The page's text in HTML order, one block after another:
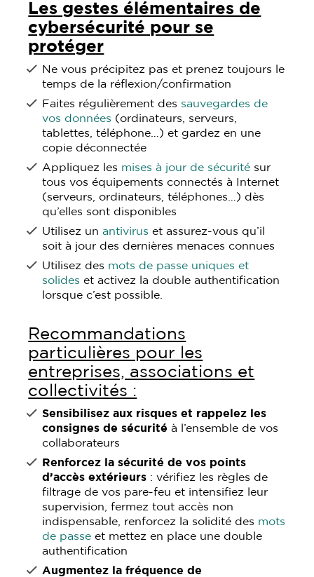
Les gestes élémentaires de
cybersécurité pour se
protéger
Ne vous précipitez pas et prenez toujours le
temps de la réflexion/confirmation
Faites régulièrement des sauvegardes de
vos données (ordinateurs, serveurs,
tablettes, téléphone…) et gardez en une
copie déconnectée
Appliquez les mises à jour de sécurité sur
tous vos équipements connectés à Internet
(serveurs, ordinateurs, téléphones…) dès
qu’elles sont disponibles
Utilisez unantivirus et assurez-vous qu’il
soit à jour des dernières menaces connues
Utilisez des mots de passe uniques et
solides et activez la double authentification
lorsque c’est possible.
Recommandations
particulières pour les
entreprises, associations et
collectivités :
Sensibilisez aux risques et rappelez les
consignes de sécurité à l’ensemble de vos
collaborateurs
Renforcez la sécurité de vos points
d’accès extérieurs : vérifiez les règles de
filtrage de vos pare-feu et intensifiez leur
supervision, fermez tout accès non
indispensable, renforcez la solidité des mots
de passe et mettez en place une double
authentification
Augmentez la fréquence de